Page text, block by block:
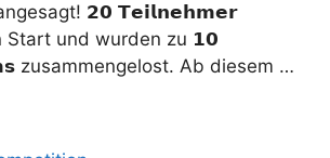
𝟮𝟬 𝗧𝗲𝗶𝗹𝗻𝗲𝗵𝗺𝗲𝗿
Start und wurden zu 𝟭𝟬
zusammengelost. Ab diesem …